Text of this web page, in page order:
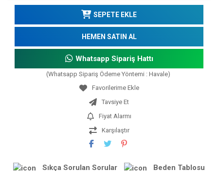
SEPETE EKLE
HEMEN SATIN AL
Whatsapp Sipariş Hattı
(Whatsapp Sipariş Ödeme Yöntemi : Havale)
Tavsiye Et
Fiyat Alarmı
Karşılaştır
Sıkça Sorulan Sorular Beden Tablosu